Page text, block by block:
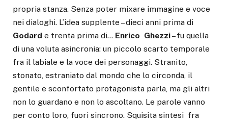
propria stanza. Senza poter mixare immagine e voce
nei dialoghi. L’idea supplente – dieci anni prima di
Godard e trenta prima di… Enrico Ghezzi– fu quella
di una voluta asincronia: un piccolo scarto temporale
fra il labiale e la voce dei personaggi. Stranito,
stonato, estraniato dal mondo che lo circonda, il
gentile e sconfortato protagonista parla, ma gli altri
non lo guardano e non lo ascoltano. Le parole vanno
per conto loro, fuori sincrono. Squisita sintesi fra